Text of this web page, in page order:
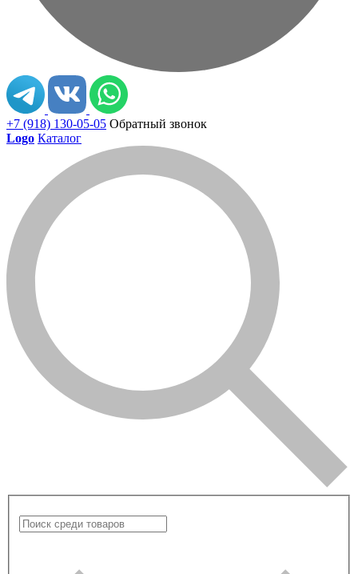
+7 (918) 130-05-05 Обратный звонок
Logo Каталог